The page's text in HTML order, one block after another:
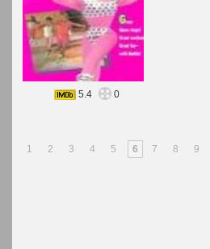
5.4 0
1 2 3 4 5 6 7 8 9